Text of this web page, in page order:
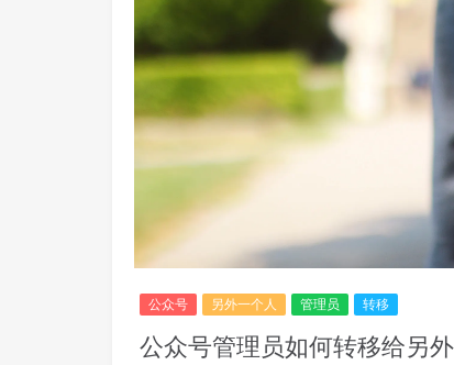
公众号 另外一个人 管理员 转移
公众号管理员如何转移给另